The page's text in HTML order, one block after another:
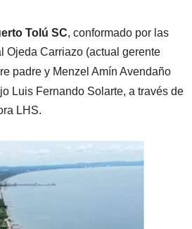
Tolú SC, conformado por las
Ojeda Carriazo (actual gerente
padre y Menzel Amín Avendaño
Luis Fernando Solarte, a través de
LHS.